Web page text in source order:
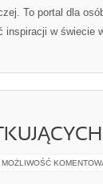
To portal dla
w świecie
MOŻLIWOŚĆ